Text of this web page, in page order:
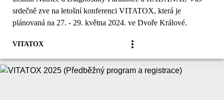
srdečně zve na letošní konferenci VITATOX, která je
plánovaná na 27. - 29. května 2024. ve Dvoře Králové.
VITATOX